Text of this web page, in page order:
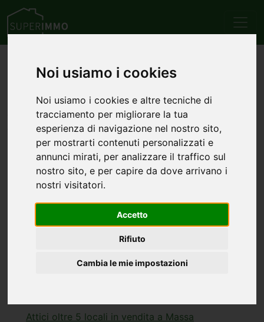
Noi usiamo i cookies
Noi usiamo i cookies e altre tecniche di
tracciamento per migliorare la tua
esperienza di navigazione nel nostro sito,
per mostrarti contenuti personalizzati e
annunci mirati, per analizzare il traffico sul
nostro sito, e per capire da dove arrivano i
nostri visitatori.
Accetto
Rifiuto
Cambia le mie impostazioni
Annunci di attici
cerca l'immobile di tuo interessa tra l'elenco dei comuni
che hanno più annunci di attici
Attici in vendita a Massa
Attici in vendita a Roma
Attici in vendita a Empoli
Attici in vendita a Carrara
Attici oltre 5 locali in vendita a Massa